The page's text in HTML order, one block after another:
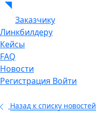
Заказчику
Линкбилдеру
Кейсы
FAQ
Новости
Регистрация Войти
Назад к списку новостей